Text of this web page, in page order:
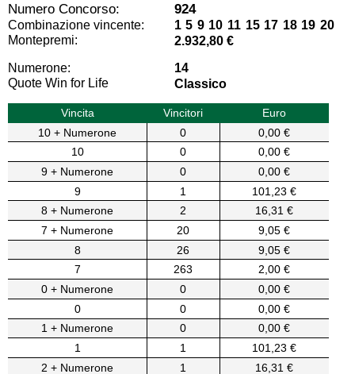
Numero Concorso: 924
Combinazione vincente:
1 5 9 10 11 15 17 18 19 20
Montepremi:
2.932,80 €
Numerone:
14
Quote Win for Life
Classico
Vincita Vincitori
Euro
10 + Numerone
0
0,00 €
10
0
0,00 €
9 + Numerone
0
0,00 €
9
1
101,23 €
8 + Numerone
2
16,31 €
7 + Numerone
20
9,05 €
8
26
9,05 €
7
263
2,00 €
0 + Numerone
0
0,00 €
0
0
0,00 €
1 + Numerone
0
0,00 €
1
1
101,23 €
2 + Numerone
1
16,31 €